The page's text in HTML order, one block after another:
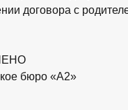
договора с
бюро «А2»